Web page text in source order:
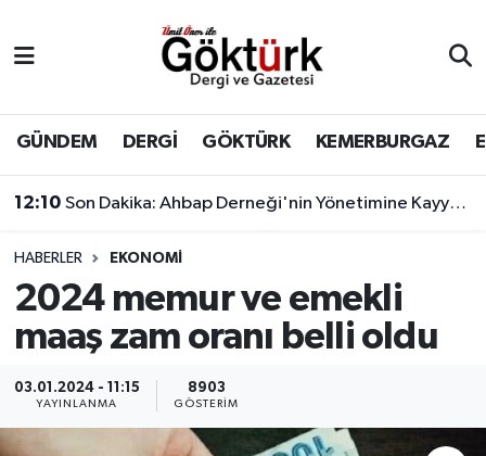
GÜNDEM DERGİ GÖKTÜRK KEMERBURGAZ
12:10 Son Dakika: Ahbap Derneği'nin Yönetimine Kayyum Atandı
HABERLER EKONOMİ
2024 memur ve emekli
maaş zam oranı belli oldu
03.01.2024 - 11:15
YAYINLANMA
8903
GÖSTERIM
BİLİM
DERGİ
DÜNYA
EĞİTİM
EKONOMİ
Eyüpsultan Hava Durumu
Eyüpsultan Trafik Yoğunluk Haritası
Süper Lig Puan Durumu ve Fikstür
Tüm Manşetler
Son Dakika Haberleri
Haber Arşivi